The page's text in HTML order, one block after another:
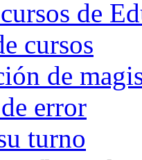
de
cursos
de
error
turno